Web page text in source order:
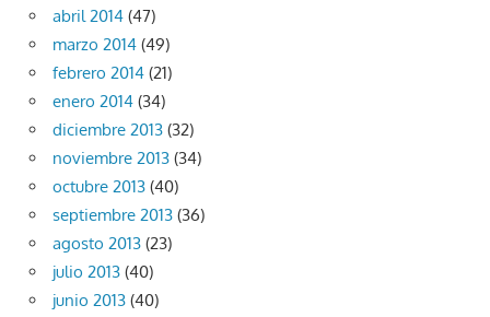
abril 2014 (47)
marzo 2014 (49)
febrero 2014 (21)
enero 2014 (34)
diciembre 2013 (32)
noviembre 2013 (34)
octubre 2013 (40)
septiembre 2013 (36)
agosto 2013 (23)
julio 2013 (40)
junio 2013 (40)